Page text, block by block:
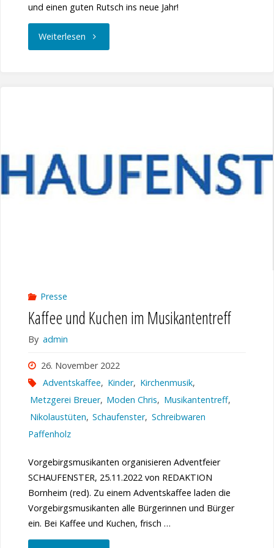
und einen guten Rutsch ins neue Jahr!
Weiterlesen"Fröhliche
Presse
Kaffee und Kuchen im Musikantentreff
By admin
26. November 2022
Adventskaffee, Kinder, Kirchenmusik,
Metzgerei Breuer, Moden Chris, Musikantentreff,
Nikolaustüten, Schaufenster, Schreibwaren
Paffenholz
Vorgebirgsmusikanten organisieren Adventfeier
SCHAUFENSTER, 25.11.2022 von REDAKTION
Bornheim (red). Zu einem Adventskaffee laden die
Vorgebirgsmusikanten alle Bürgerinnen und Bürger
ein. Bei Kaffee und Kuchen, frisch …